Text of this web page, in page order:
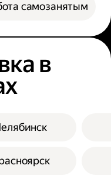
самозанятым
в